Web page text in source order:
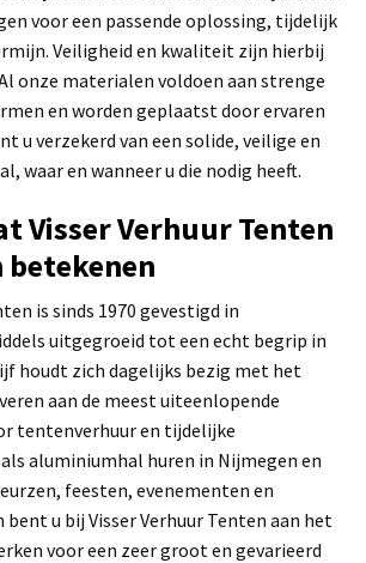
voor een passende oplossing, tijdelijk
Veiligheid en kwaliteit zijn hierbij
onze materialen voldoen aan strenge
en worden geplaatst door ervaren
u verzekerd van een solide, veilige en
waar en wanneer u die nodig heeft.
Visser Verhuur Tenten
is sinds 1970 gevestigd in
uitgegroeid tot een echt begrip in
houdt zich dagelijks bezig met het
aan de meest uiteenlopende
tentenverhuur en tijdelijke
aluminiumhal huren in Nijmegen en
feesten, evenementen en
u bij Visser Verhuur Tenten aan het
voor een zeer groot en gevarieerd